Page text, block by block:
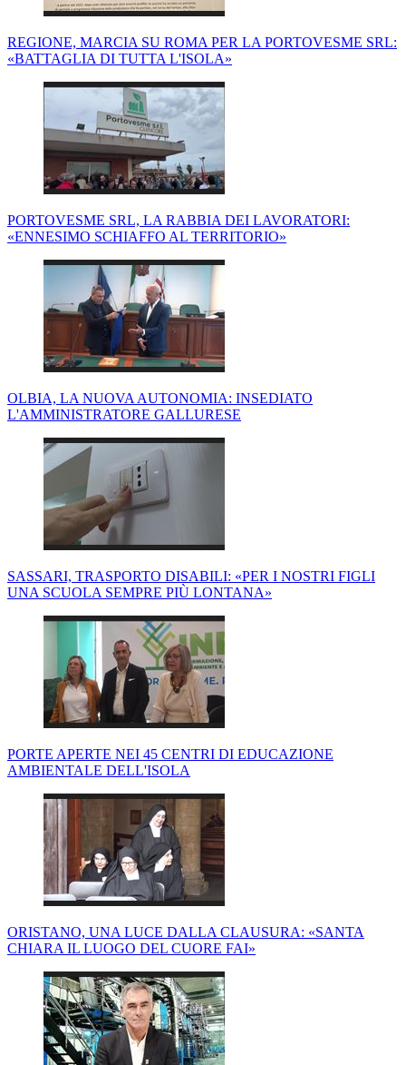
REGIONE, MARCIA SU ROMA PER LA PORTOVESME SRL:
«BATTAGLIA DI TUTTA L'ISOLA»
PORTOVESME SRL, LA RABBIA DEI LAVORATORI:
«ENNESIMO SCHIAFFO AL TERRITORIO»
OLBIA, LA NUOVA AUTONOMIA: INSEDIATO
L'AMMINISTRATORE GALLURESE
SASSARI, TRASPORTO DISABILI: «PER I NOSTRI FIGLI
UNA SCUOLA SEMPRE PIÙ LONTANA»
PORTE APERTE NEI 45 CENTRI DI EDUCAZIONE
AMBIENTALE DELL'ISOLA
ORISTANO, UNA LUCE DALLA CLAUSURA: «SANTA
CHIARA IL LUOGO DEL CUORE FAI»